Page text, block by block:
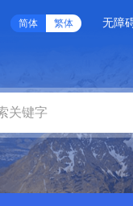
简体 繁体 无障